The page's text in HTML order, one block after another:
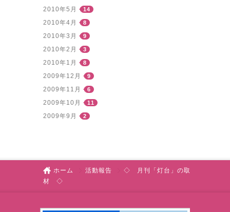
2010年5月 14
2010年4月 8
2010年3月 9
2010年2月 3
2010年1月 8
2009年12月 9
2009年11月 6
2009年10月 11
2009年9月 2
ホーム 活動報告
◇ 月刊「灯台」の取
材 ◇